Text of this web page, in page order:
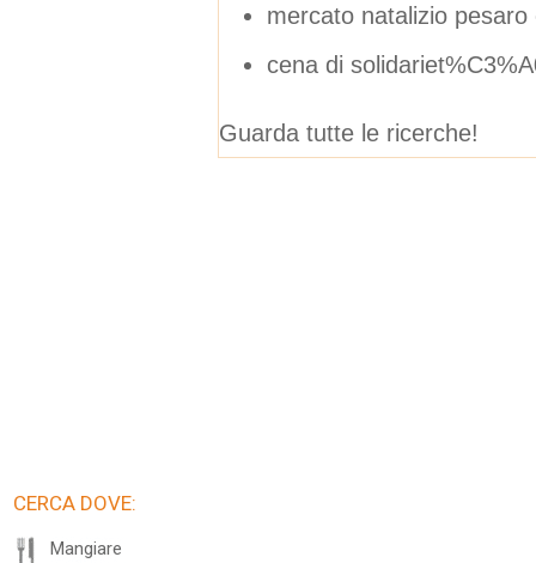
mercato natalizio pesaro
cena di
Guarda tutte le ricerche!
CERCA DOVE:
Mangiare